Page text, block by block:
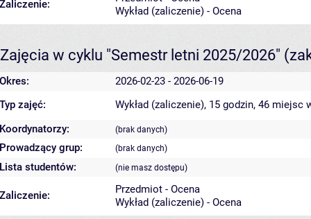
Zaliczenie:
Wykład (zaliczenie) - Ocena
Zajęcia w cyklu "Semestr letni 2025/2026"
Okres:
2026-02-23 - 2026-06-19
Typ zajęć:
Wykład (zaliczenie), 15 godzin, 46 miejsc
Koordynatorzy:
(brak danych)
Prowadzący grup: (brak danych)
Lista studentów: (nie masz dostępu)
Zaliczenie:
Przedmiot - Ocena
Wykład (zaliczenie) - Ocena